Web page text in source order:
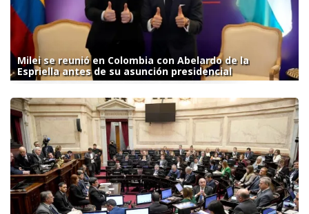
Milei se reunió en Colombia con Abelardo de la
Espriella antes de su asunción presidencial